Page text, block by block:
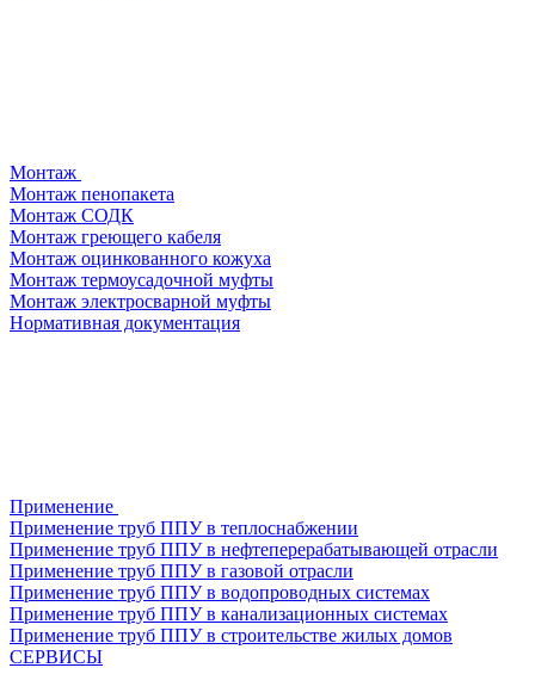
Монтаж
Монтаж пенопакета
Монтаж СОДК
Монтаж греющего кабеля
Монтаж оцинкованного кожуха
Монтаж термоусадочной муфты
Монтаж электросварной муфты
Нормативная документация
Применение
Применение труб ППУ в теплоснабжении
Применение труб ППУ в нефтеперерабатывающей отрасли
Применение труб ППУ в газовой отрасли
Применение труб ППУ в водопроводных системах
Применение труб ППУ в канализационных системах
Применение труб ППУ в строительстве жилых домов
СЕРВИСЫ